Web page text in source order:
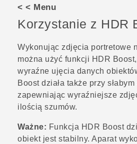
POMOC TECHNICZNA
Urządzenia i akcesoria HTC
Zaloguj się
< < Menu
Korzystanie z HDR
Wykonując zdjęcia portretowe
można użyć funkcji HDR Boost
wyraźne ujęcia danych
Boostdziała także przy
zapewniając wyraźniejsze
ilością szumów.
Ważne: Funkcja HDR Boost
obiekt jest stabilny. Aparat